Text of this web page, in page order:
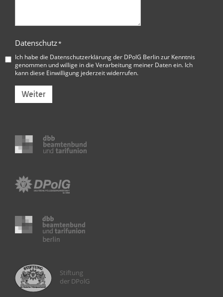
Datenschutz*
Ich habe die Datenschutzerklärung der DPolG Berlinzur Kenntnis
genommen und willige in die Verarbeitung meiner Daten ein. Ich
kann diese Einwilligung jederzeit widerrufen.
Weiter
Stiftung
der DPolG